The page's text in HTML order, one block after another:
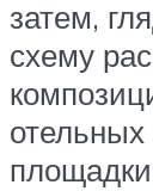
затем,
схему
отельных